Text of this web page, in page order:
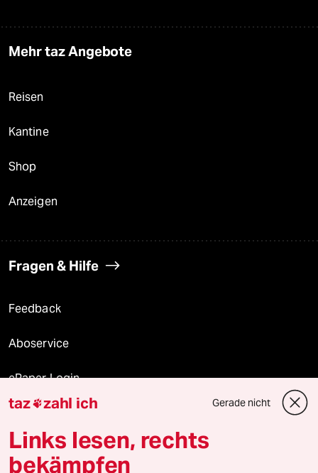
Mehr taz Angebote
Reisen
Kantine
Shop
Anzeigen
Fragen & Hilfe
Feedback
Aboservice
ePaper Login
Downloads für Abonnierende
taz zahl ich Gerade nicht
Links lesen, rechts
bekämpfen